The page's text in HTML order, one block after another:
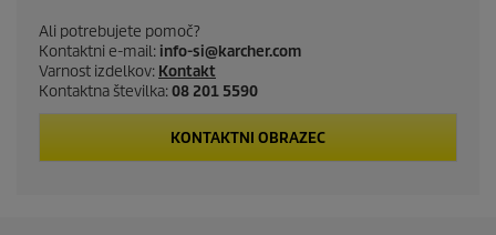
c
t
p
r
Ali potrebujete pomoč?
Kontaktni e-mail: info-si@karcher.com
Varnost izdelkov: Kontakt
Kontaktna številka:08 201 5590
KONTAKTNI OBRAZEC